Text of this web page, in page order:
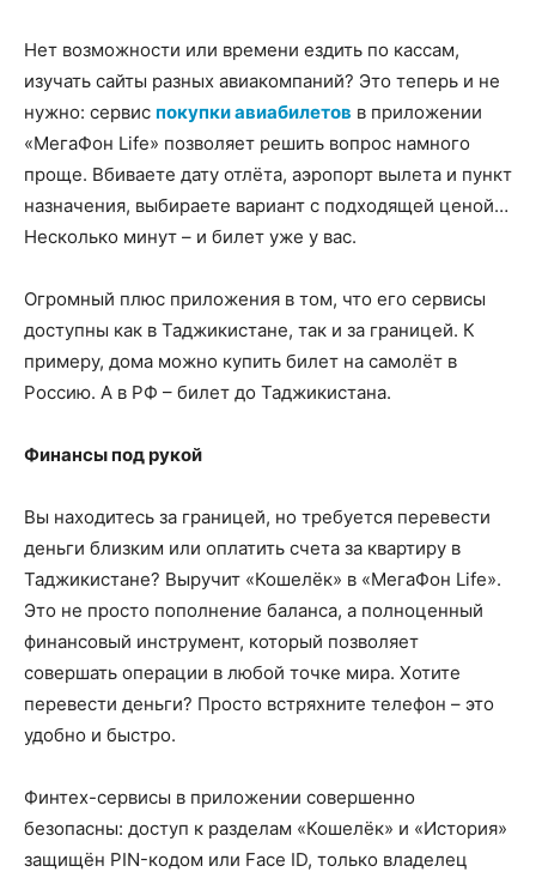
Нет возможности или времени ездить по кассам,
изучать сайты разных авиакомпаний? Это теперь и не
нужно: сервис покупки авиабилетов в приложении
«МегаФон Life» позволяет решить вопрос намного
проще. Вбиваете дату отлёта, аэропорт вылета и пункт
назначения, выбираете вариант с подходящей ценой…
Несколько минут – и билет уже у вас.
Огромный плюс приложения в том, что его сервисы
доступны как в Таджикистане, так и за границей. К
примеру, дома можно купить билет на самолёт в
Россию. А в РФ – билет до Таджикистана.
Финансы под рукой
Вы находитесь за границей, но требуется перевести
деньги близким или оплатить счета за квартиру в
Таджикистане? Выручит «Кошелёк» в «МегаФон Life».
Это не просто пополнение баланса, а полноценный
финансовый инструмент, который позволяет
совершать операции в любой точке мира. Хотите
перевести деньги? Просто встряхните телефон – это
удобно и быстро.
Финтех-сервисы в приложении совершенно
безопасны: доступ к разделам «Кошелёк» и «История»
защищён PIN-кодом или Face ID, только владелец